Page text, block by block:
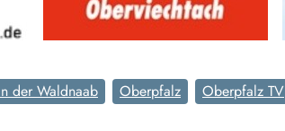
der Waldnaab Oberpfalz Oberpfalz TV